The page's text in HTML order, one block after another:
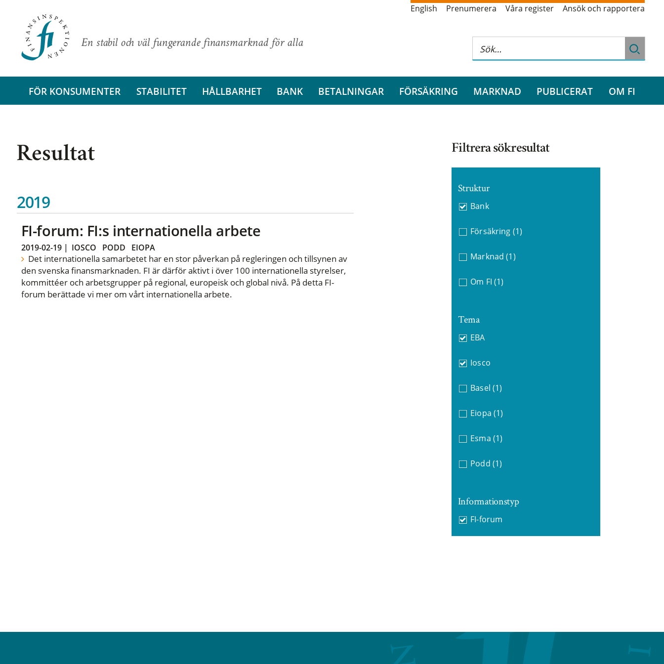
En stabil och väl fungerande finansmarknad för alla
English Prenumerera Våra register Ansök och rapportera
FÖR KONSUMENTER STABILITET HÅLLBARHET BANK BETALNINGAR FÖRSÄKRING MARKNAD PUBLICERAT OM FI
Resultat
2019
FI-forum: FI:s internationella arbete
2019-02-19| IOSCO PODD EIOPA
Det internationella samarbetet har en stor påverkan på regleringen och tillsynen av
den svenska finansmarknaden. FI är därför aktivt i över 100 internationella styrelser,
kommittéer och arbetsgrupper på regional, europeisk och global nivå. På detta FI-
forum berättade vi mer om vårt internationella arbete.
Filtrera sökresultat
Struktur
Bank
Försäkring (1)
Marknad (1)
Om FI (1)
Tema
EBA
Iosco
Basel (1)
Eiopa (1)
Esma (1)
Podd (1)
Informationstyp
FI-forum